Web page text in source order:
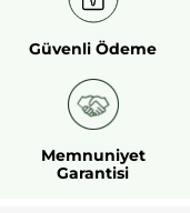
Güvenli Ödeme
Memnuniyet
Garantisi